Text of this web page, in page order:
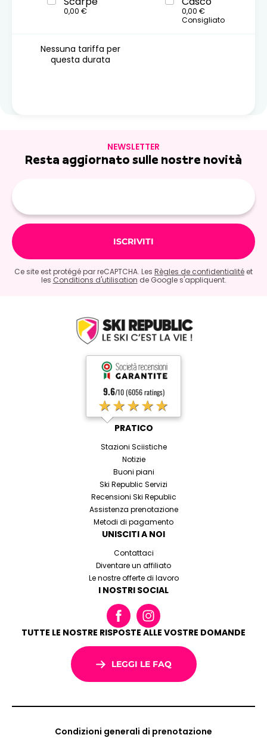
0,00 €
0,00 €
Consigliato
Nessuna tariffa per
questa durata
NEWSLETTER
Resta aggiornato sulle nostre novità
Ce site est protégé par reCAPTCHA. Les Règles de confidentialité et
les Conditions d'utilisation de Google s'appliquent.
9.6/10 (6056 ratings)
★★★★★
PRATICO
Stazioni Sciistiche
Notizie
Buoni piani
Ski Republic Servizi
Recensioni Ski Republic
Assistenza prenotazione
Metodi di pagamento
UNISCITI A NOI
Contattaci
Diventare un affiliato
Le nostre offerte di lavoro
I NOSTRI SOCIAL
TUTTE LE NOSTRE RISPOSTE ALLE VOSTRE DOMANDE
LEGGI LE FAQ
Condizioni generali di prenotazione